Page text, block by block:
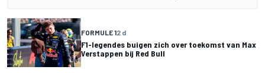
FORMULE 12 d
F1-legendes buigen zich over toekomst van Max
Verstappen bij Red Bull